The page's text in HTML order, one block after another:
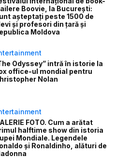
Boovie, la București:
așteptați peste 1500 de
și profesori din țară și
Moldova
Odyssey” intră în istorie la
office-ul mondial pentru
Nolan
FOTO. Cum a arătat
halftime show din istoria
Mondiale. Legendele
și Ronaldinho, alături de